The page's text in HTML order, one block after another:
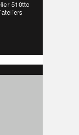
510ttc